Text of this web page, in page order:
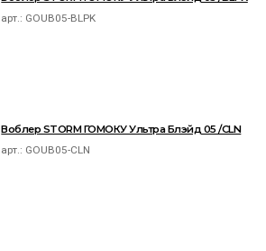
арт.: GOUB05-BLPK
Воблер STORM ГОМОКУ Ультра Блэйд 05 /CLN
арт.: GOUB05-CLN